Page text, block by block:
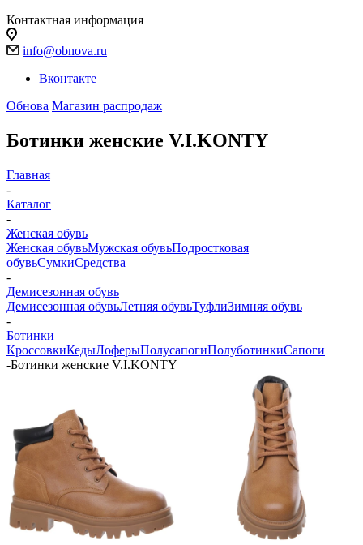
Контактная информация
info@obnova.ru
Вконтакте
Обнова Магазин распродаж
Ботинки женские V.I.KONTY
Главная
-
Каталог
-
Женская обувь
Женская обувьМужская обувьПодростковая
обувьСумкиСредства
-
Демисезонная обувь
Демисезонная обувьЛетняя обувьТуфлиЗимняя обувь
-
Ботинки
КроссовкиКедыЛоферыПолусапогиПолуботинкиСапоги
-Ботинки женские V.I.KONTY